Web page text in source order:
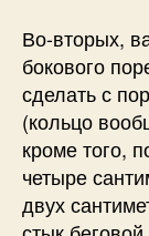
Во-вторых,
бокового
сделать с
(кольцо
кроме того,
четыре
двух